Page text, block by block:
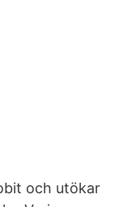
och utökar